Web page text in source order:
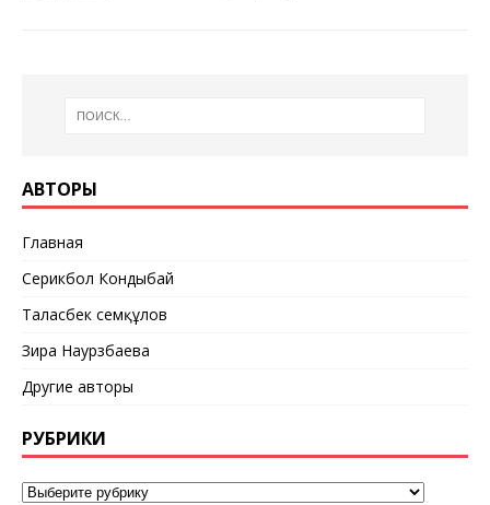
АВТОРЫ
Главная
Серикбол Кондыбай
Таласбек Әсемқұлов
Зира Наурзбаева
Другие авторы
РУБРИКИ